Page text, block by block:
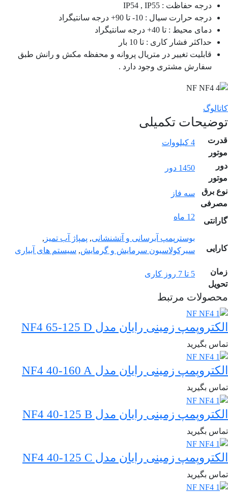
درجه حفاظت : IP54 , IP55
درجه حرارت سیال : 10- تا 90+ درجه سانتیگراد
دمای محیط : تا 40+ درجه سانتیگراد
حداکثر فشار کاری : تا 10 بار
قابلیت تغییر در متریال پروانه و محفظه مکش و رانش طبق
سفارش مشتری وجود دارد .
کاتالوگ
توضیحات تکمیلی
قدرت
موتور
4 کیلووات
دور
موتور
1450 دور
نوع برق
مصرفی
سه فاز
گارانتی 12 ماه
کارایی
بوسترپمپ آبرسانی و آتشنشانی, پمپاژ آب تمیز ,
سیرکولاسیون سرمایش و گرمایش, سیستم های آبیاری
زمان
تحویل
5 تا 7 روز کاری
محصولات مرتبط
الکتروپمپ زمینی رایان مدل NF4 65-125 D
تماس بگیرید
الکتروپمپ زمینی رایان مدل NF4 40-160 A
تماس بگیرید
الکتروپمپ زمینی رایان مدل NF4 40-125 B
تماس بگیرید
الکتروپمپ زمینی رایان مدل NF4 40-125 C
تماس بگیرید